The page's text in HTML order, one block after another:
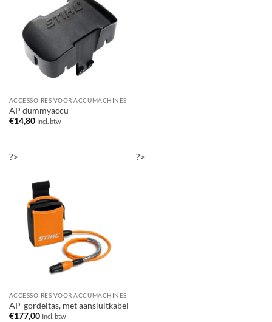
ACCESSOIRES VOOR ACCUMACHINES
AP dummyaccu
€14,80 Incl. btw
?>
ACCESSOIRES VOOR ACCUMACHINES
AP-gordeltas, met aansluitkabel
€177,00 Incl. btw
?>